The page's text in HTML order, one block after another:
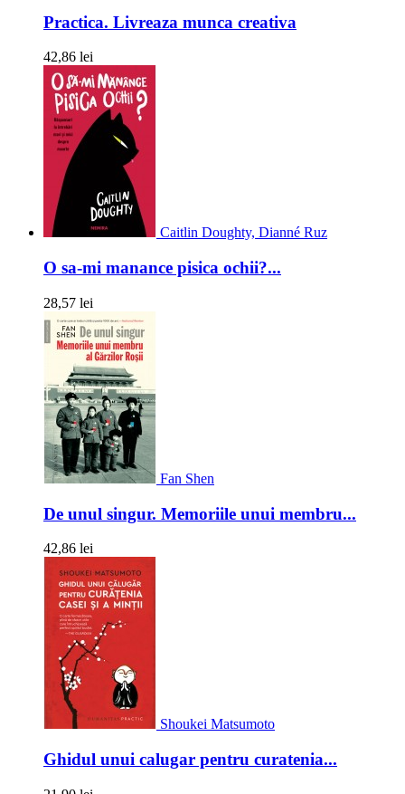
Practica. Livreaza munca creativa
42,86 lei
Caitlin Doughty, Dianné Ruz
O sa-mi manance pisica ochii?...
28,57 lei
Fan Shen
De unul singur. Memoriile unui membru...
42,86 lei
Shoukei Matsumoto
Ghidul unui calugar pentru curatenia...